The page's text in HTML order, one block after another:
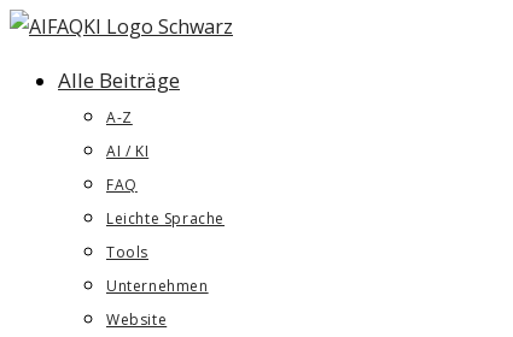
Zum
springenAlle Beiträge
A-Z
AI / KI
FAQ
Leichte Sprache
Tools
Unternehmen
Website